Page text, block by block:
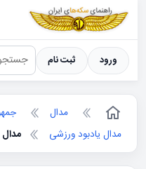
سکه ها ؛ راهنمای
ورود ثبت نام
مدال
مدال یادبود ورزشی
مدال